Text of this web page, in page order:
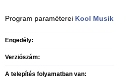
Program paraméterei Kool Musik
Engedély:
Verziószám:
A telepítés folyamatban van: